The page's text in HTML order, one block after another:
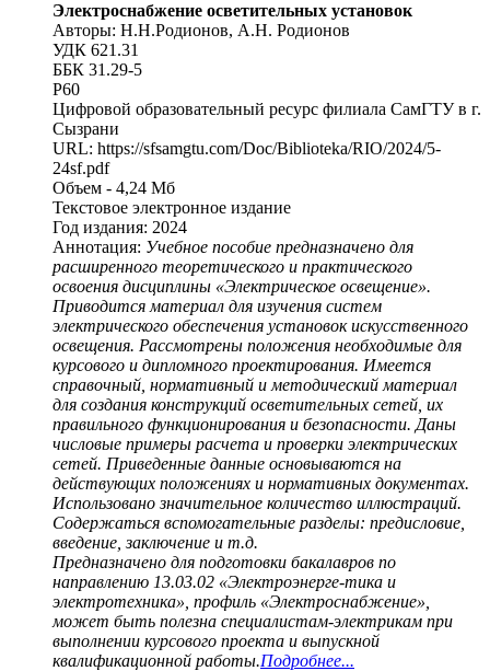
Электроснабжение осветительных установок
Авторы: Н.Н.Родионов, А.Н. Родионов
УДК 621.31
ББК 31.29-5
Р60
Цифровой образовательный ресурс филиала СамГТУ в г.
Сызрани
URL: https://sfsamgtu.com/Doc/Biblioteka/RIO/2024/5-
24sf.pdf
Объем - 4,24 Мб
Текстовое электронное издание
Год издания: 2024
Аннотация: Учебное пособие предназначено для
расширенного теоретического и практического
освоения дисциплины «Электрическое освещение».
Приводится материал для изучения систем
электрического обеспечения установок искусственного
освещения. Рассмотрены положения необходимые для
курсового и дипломного проектирования. Имеется
справочный, нормативный и методический материал
для создания конструкций осветительных сетей, их
правильного функционирования и безопасности. Даны
числовые примеры расчета и проверки электрических
сетей. Приведенные данные основываются на
действующих положениях и нормативных документах.
Использовано значительное количество иллюстраций.
Содержаться вспомогательные разделы: предисловие,
введение, заключение и т.д.
Предназначено для подготовки бакалавров по
направлению 13.03.02 «Электроэнерге-тика и
электротехника», профиль «Электроснабжение»,
может быть полезна специалистам-электрикам при
выполнении курсового проекта и выпускной
квалификационной работы.Подробнее...